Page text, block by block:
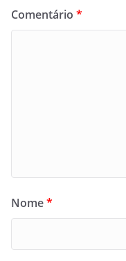
Comentário *
Nome*